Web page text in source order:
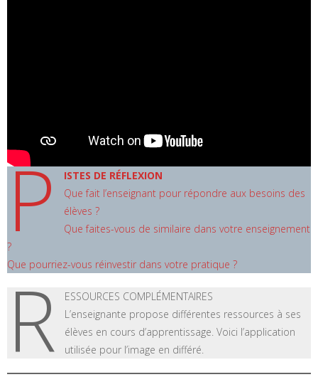
P
ISTES DE RÉFLEXION
Que fait l’enseignant pour répondre aux besoins des
élèves ?
Que faites-vous de similaire dans votre enseignement
?
Que pourriez-vous réinvestir dans votre pratique ?
R
ESSOURCES COMPLÉMENTAIRES
L’enseignante propose différentes ressources à ses
élèves en cours d’apprentissage. Voici l’application
utilisée pour l’image en différé.